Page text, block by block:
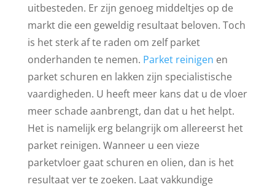
uitbesteden. Er zijn genoeg middeltjes op de
markt die een geweldig resultaat beloven. Toch
is het sterk af te raden om zelf parket
onderhanden te nemen. Parket reinigen en
parket schuren en lakken zijn specialistische
vaardigheden. U heeft meer kans dat u de vloer
meer schade aanbrengt, dan dat u het helpt.
Het is namelijk erg belangrijk om allereerst het
parket reinigen. Wanneer u een vieze
parketvloer gaat schuren en olien, dan is het
resultaat ver te zoeken. Laat vakkundige